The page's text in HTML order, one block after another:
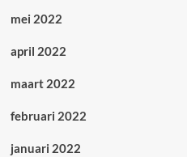
mei 2022
april 2022
maart 2022
februari 2022
januari 2022